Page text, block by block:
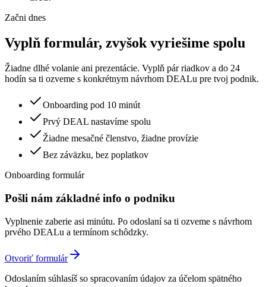
Začni dnes
Vyplň formulár, zvyšok vyriešime spolu
Žiadne dlhé volanie ani prezentácie. Vyplň pár riadkov a do 24
hodín sa ti ozveme s konkrétnym návrhom DEALu pre tvoj podnik.
Onboarding pod 10 minút
Prvý DEAL nastavíme spolu
Žiadne mesačné členstvo, žiadne provízie
Bez záväzku, bez poplatkov
Onboarding formulár
Pošli nám základné info o podniku
Vyplnenie zaberie asi minútu. Po odoslaní sa ti ozveme s návrhom
prvého DEALu a termínom schôdzky.
Otvoriť formulár
Odoslaním súhlasíš so spracovaním údajov za účelom spätného